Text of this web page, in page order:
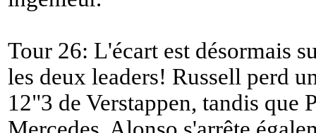
Tour 26: L'écart est désormais
les deux leaders! Russell perd
12"3 de Verstappen, tandis que